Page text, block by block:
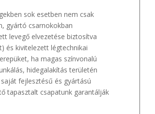
sok esetben nem csak
gyártó csarnokokban
levegő elvezetése biztosítva
és kivitelezett légtechnikai
ha magas színvonalú
hidegalakítás területén
fejlesztésű és gyártású
tapasztalt csapatunk garantálják